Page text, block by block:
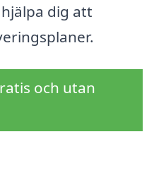
dig att
och utan